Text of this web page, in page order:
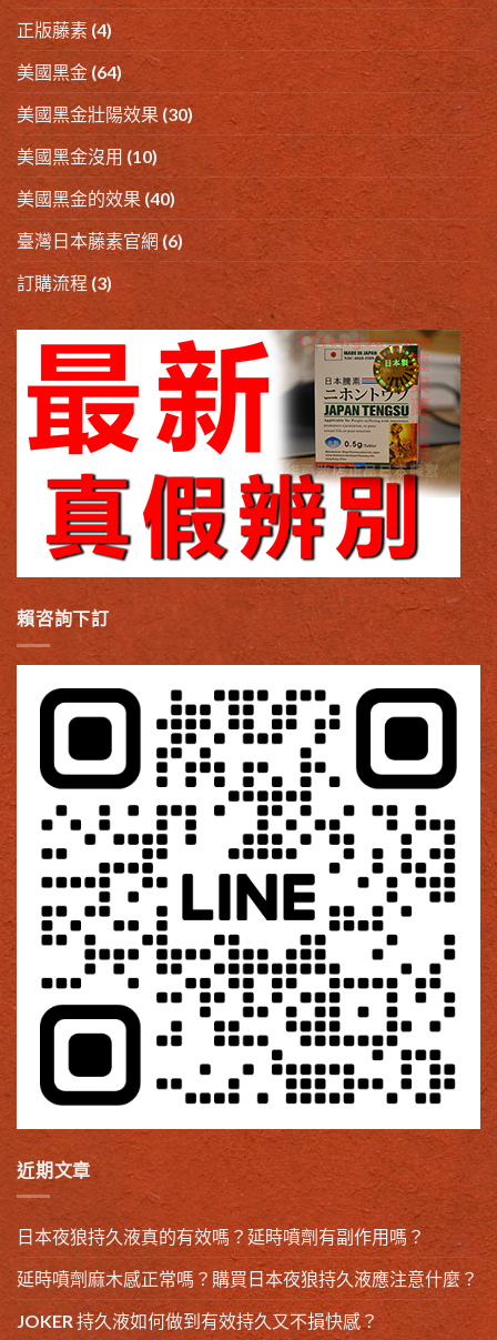
正版藤素 (4)
美國黑金(64)
美國黑金壯陽效果 (30)
美國黑金沒用 (10)
美國黑金的效果 (40)
臺灣日本藤素官網 (6)
訂購流程 (3)
賴咨詢下訂
近期文章
日本夜狼持久液真的有效嗎？延時噴劑有副作用嗎？
延時噴劑麻木感正常嗎？購買日本夜狼持久液應注意什麼？
JOKER 持久液如何做到有效持久又不損快感？